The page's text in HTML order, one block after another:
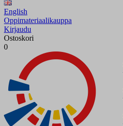
English
Oppimateriaalikauppa
Kirjaudu
Ostoskori
0